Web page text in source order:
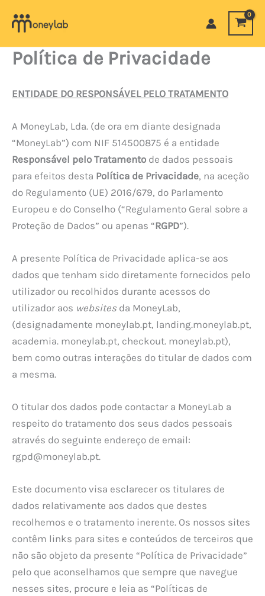
Política de Privacidade
ENTIDADE DO RESPONSÁVEL PELO TRATAMENTO
A MoneyLab, Lda. (de ora em diante designada
“MoneyLab”) com NIF 514500875 é a entidade
Responsável pelo Tratamento de dados pessoais
para efeitos desta Política de Privacidade, na aceção
do Regulamento (UE) 2016/679, do Parlamento
Europeu e do Conselho (“Regulamento Geral sobre a
Proteção de Dados” ou apenas “RGPD”).
A presente Política de Privacidade aplica-se aos
dados que tenham sido diretamente fornecidos pelo
utilizador ou recolhidos durante acessos do
utilizador aos websites da MoneyLab,
(designadamente moneylab.pt, landing.moneylab.pt,
academia. moneylab.pt, checkout. moneylab.pt),
bem como outras interações do titular de dados com
a mesma.
O titular dos dados pode contactar a MoneyLab a
respeito do tratamento dos seus dados pessoais
através do seguinte endereço de email:
rgpd@moneylab.pt.
Este documento visa esclarecer os titulares de
dados relativamente aos dados que destes
recolhemos e o tratamento inerente. Os nossos sites
contêm links para sites e conteúdos de terceiros que
não são objeto da presente “Política de Privacidade”
pelo que aconselhamos que sempre que navegue
nesses sites, procure e leia as “Políticas de